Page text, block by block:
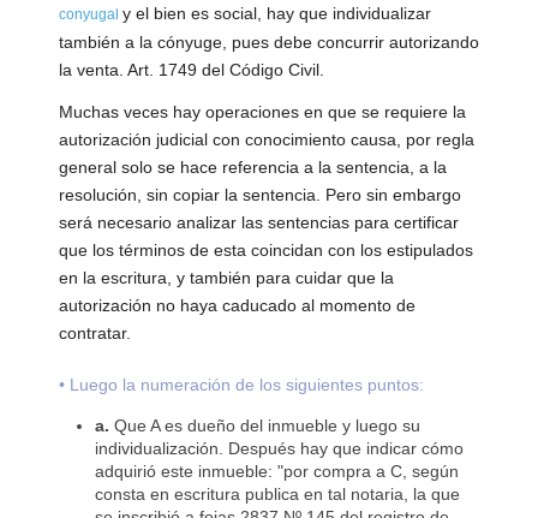
conyugal y el bien es social, hay que individualizar
también a la cónyuge, pues debe concurrir autorizando
la venta. Art. 1749 del Código Civil.
Muchas veces hay operaciones en que se requiere la
autorización judicial con conocimiento causa, por regla
general solo se hace referencia a la sentencia, a la
resolución, sin copiar la sentencia. Pero sin embargo
será necesario analizar las sentencias para certificar
que los términos de esta coincidan con los estipulados
en la escritura, y también para cuidar que la
autorización no haya caducado al momento de
contratar.
• Luego la numeración de los siguientes puntos:
a. Que A es dueño del inmueble y luego su
individualización. Después hay que indicar cómo
adquirió este inmueble: "por compra a C, según
consta en escritura publica en tal notaria, la que